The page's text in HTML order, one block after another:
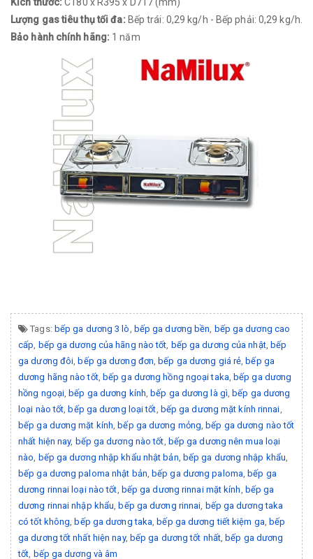
Lượng gas tiêu thụ tối đa: Bếp trái: 0,29 kg/h - Bếp phải: 0,29 kg/h.
Bảo hành chính hãng: 1 năm
Tags: bếp ga dương 3 lò, bếp ga dương bền, bếp ga dương cao
cấp, bếp ga dương của hãng nào tốt, bếp ga dương của nhật, bếp
ga dương đôi, bếp ga dương đơn, bếp ga dương giá rẻ, bếp ga
dương hãng nào tốt, bếp ga dương hồng ngoại taka, bếp ga dương
hồng ngoại, bếp ga dương kính, bếp ga dương là gì, bếp ga dương
loại nào tốt, bếp ga dương loại tốt, bếp ga dương mặt kính rinnai,
bếp ga dương mặt kính, bếp ga dương mỏng, bếp ga dương nào tốt
nhất hiện nay, bếp ga dương nào tốt, bếp ga dương nên mua loại
nào, bếp ga dương nhập khẩu nhật bản, bếp ga dương nhập khẩu,
bếp ga dương paloma nhật bản, bếp ga dương paloma, bếp ga
dương rinnai loại nào tốt, bếp ga dương rinnai mặt kính, bếp ga
dương rinnai nhập khẩu, bếp ga dương rinnai, bếp ga dương taka
có tốt không, bếp ga dương taka, bếp ga dương tiết kiệm ga, bếp
ga dương tốt nhất hiện nay, bếp ga dương tốt nhất, bếp ga dương
tốt, bếp ga dương và âm